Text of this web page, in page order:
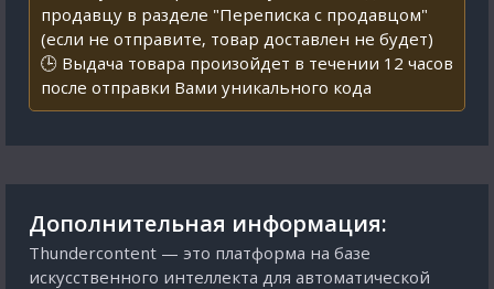
продавцу в разделе "Переписка с продавцом"
(если не отправите, товар доставлен не будет)
🕒 Выдача товара произойдет в течении 12 часов
после отправки Вами уникального кода
Дополнительная информация:
Thundercontent — это платформа на базе
искусственного интеллекта для автоматической